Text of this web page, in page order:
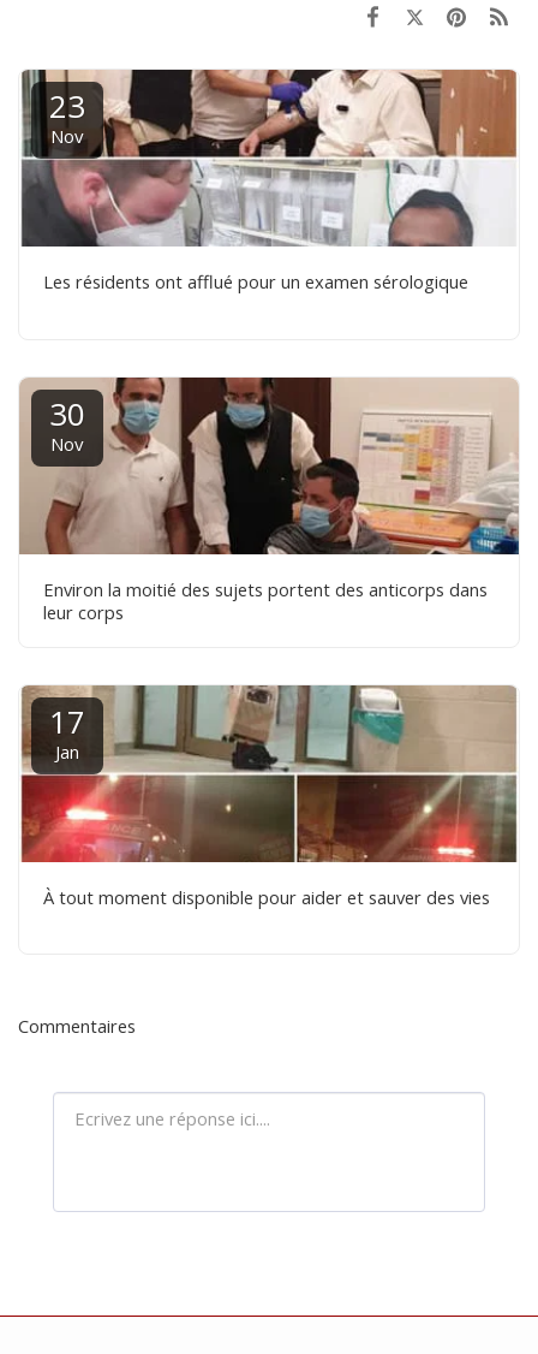
23
Nov
Les résidents ont afflué pour un examen sérologique
30
Nov
Environ la moitié des sujets portent des anticorps dans
leur corps
17
Jan
À tout moment disponible pour aider et sauver des vies
Commentaires